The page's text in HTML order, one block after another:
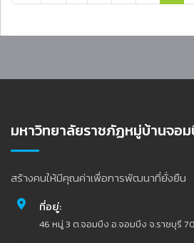
มหาวิทยาลัยราชภัฏหมู่บ้านจอ
สร้างคนให้มีคุณค่าเพื่อการพัฒนาที่ยั่งยืน
ที่อยู่:
46 หมู่ 3 ต.จอมบึง อ.จอมบึง จ.ราชบุรี